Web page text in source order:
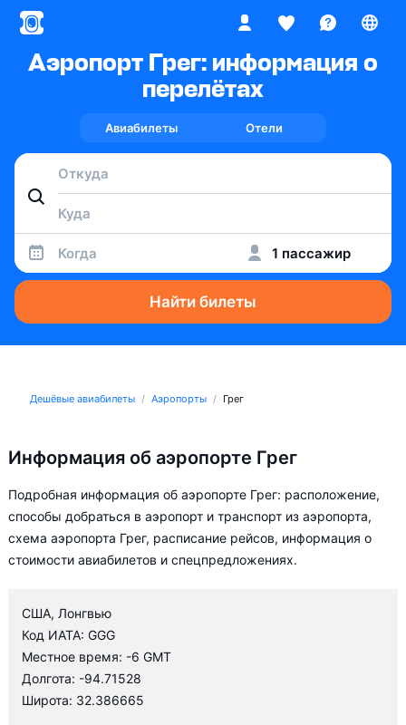
Аэропорт Грег: информация о
перелётах
Авиабилеты Отели
Когда 1 пассажир
Найти билеты
Дешёвые авиабилеты Аэропорты Грег
Информация об аэропорте Грег
Подробная информация об аэропорте Грег: расположение,
способы добраться в аэропорт и транспорт из аэропорта,
схема аэропорта Грег, расписание рейсов, информация о
стоимости авиабилетов и спецпредложениях.
США, Лонгвью
Код ИАТА: GGG
Местное время: -6 GMT
Долгота: -94.71528
Широта: 32.386665